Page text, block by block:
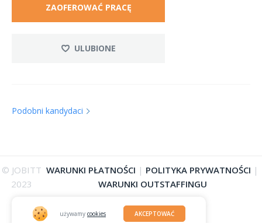
ZAOFEROWAĆ PRACĘ
ULUBIONE
Podobni kandydaci
© JOBITT
2023
WARUNKI PŁATNOŚCI | POLITYKA PRYWATNOŚCI |
WARUNKI OUTSTAFFINGU
używamy cookies AKCEPTOWAĆ